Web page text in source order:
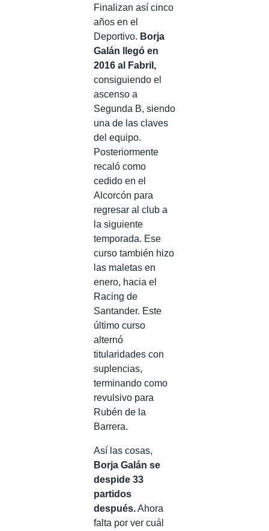
Finalizan así cinco
años en el
Deportivo. Borja
Galán llegó en
2016 al Fabril,
consiguiendo el
ascenso a
Segunda B, siendo
una de las claves
del equipo.
Posteriormente
recaló como
cedido en el
Alcorcón para
regresar al club a
la siguiente
temporada. Ese
curso también hizo
las maletas en
enero, hacia el
Racing de
Santander. Este
último curso
alternó
titularidades con
suplencias,
terminando como
revulsivo para
Rubén de la
Barrera.
Así las cosas,
Borja Galán se
despide 33
partidos
después.Ahora
falta por ver cuál